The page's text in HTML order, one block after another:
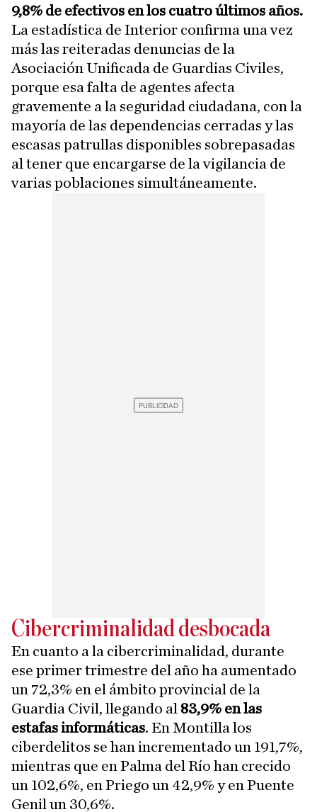
9,8% de efectivos en los cuatro últimos años.
La estadística de Interior confirma una vez
más las reiteradas denuncias de la
Asociación Unificada de Guardias Civiles,
porque esa falta de agentes afecta
gravemente a la seguridad ciudadana, con la
mayoría de las dependencias cerradas y las
escasas patrullas disponibles sobrepasadas
al tener que encargarse de la vigilancia de
varias poblaciones simultáneamente.
Cibercriminalidad desbocada
En cuanto a la cibercriminalidad, durante
ese primer trimestre del año ha aumentado
un 72,3% en el ámbito provincial de la
Guardia Civil, llegando al 83,9% en las
estafas informáticas. En Montilla los
ciberdelitos se han incrementado un 191,7%,
mientras que en Palma del Río han crecido
un 102,6%, en Priego un 42,9% y en Puente
Genil un 30,6%.